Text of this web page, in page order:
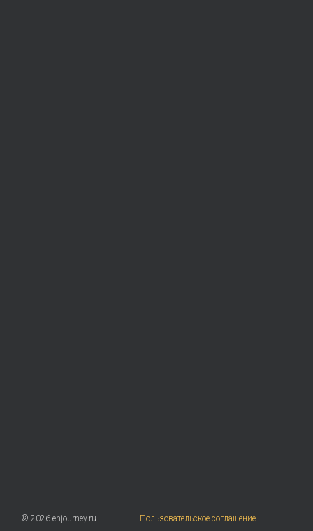
© 2026 enjourney.ru Пользовательское соглашение